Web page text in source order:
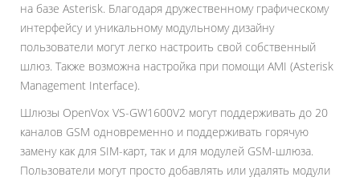
на базе Asterisk. Благодаря дружественному графическому
интерфейсу и уникальному модульному дизайну
пользователи могут легко настроить свой собственный
шлюз. Также возможна настройка при помощи AMI (Asterisk
Management Interface).
Шлюзы OpenVox VS-GW1600V2 могут поддерживать до 20
каналов GSM одновременно и поддерживать горячую
замену как для SIM-карт, так и для модулей GSM-шлюза.
Пользователи могут просто добавлять или удалять модули